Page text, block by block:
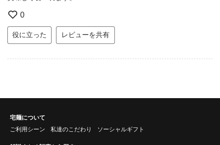
0
役に立った レビューを共有
宅麺について
ご利用シーン
私達のこだわり ソーシャルギフト